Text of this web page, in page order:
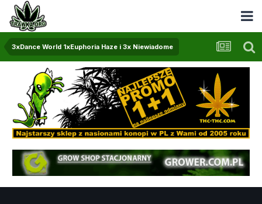
3xDance World 1xEuphoria Haze i 3x Niewiadome